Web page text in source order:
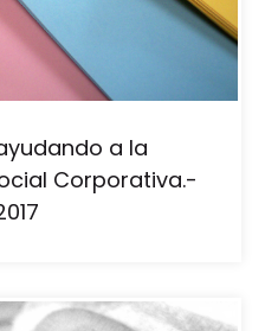
a la
Corporativa.-